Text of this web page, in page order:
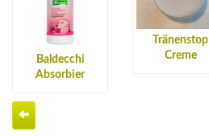
Baldecchi
Absorbier
Tränenstop
Creme
Zurück